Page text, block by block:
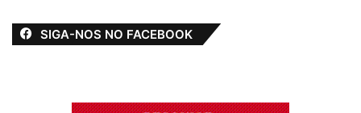
SIGA-NOS NO FACEBOOK